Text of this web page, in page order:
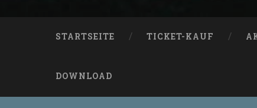
STARTSEITE TICKET-KAUF
DOWNLOAD